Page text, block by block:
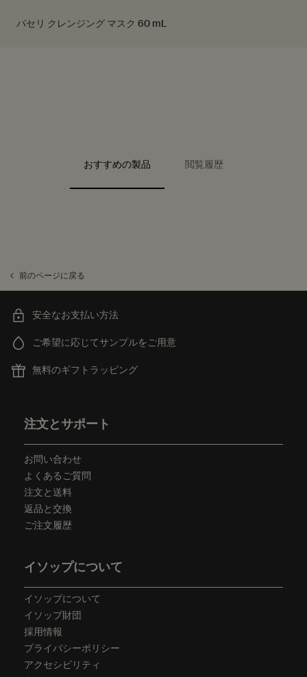
パセリ クレンジング マスク 60 mL
PDP carousel with text
PDP Video Flowplayer just on mobile
おすすめの製品 閲覧履歴
前のページに戻る
安全なお支払い方法
ご希望に応じてサンプルをご用意
無料のギフトラッピング
注文とサポート
お問い合わせ
よくあるご質問
注文と送料
返品と交換
ご注文履歴
イソップについて
イソップについて
イソップ財団
採用情報
プライバシーポリシー
アクセシビリティ